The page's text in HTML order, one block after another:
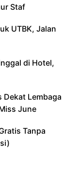
Staf
UTBK, Jalan
di Hotel,
Dekat Lembaga
June
Tanpa